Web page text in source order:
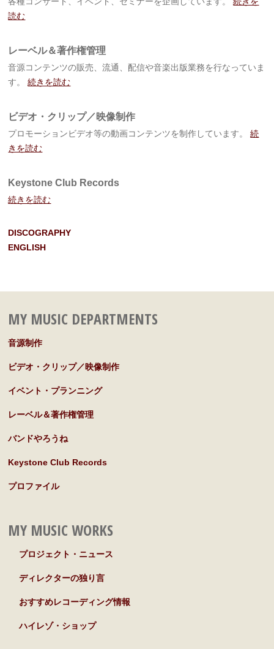
読む
レーベル＆著作権管理
音源コンテンツの販売、流通、配信や音楽出版業務を行なっていま
す。続きを読む
ビデオ・クリップ／映像制作
プロモーションビデオ等の動画コンテンツを制作しています。続
きを読む
Keystone Club Records
続きを読む
DISCOGRAPHY
ENGLISH
MY MUSIC DEPARTMENTS
音源制作
ビデオ・クリップ／映像制作
イベント・プランニング
レーベル＆著作権管理
バンドやろうね
Keystone Club Records
プロファイル
MY MUSIC WORKS
プロジェクト・ニュース
ディレクターの独り言
おすすめレコーディング情報
ハイレゾ・ショップ